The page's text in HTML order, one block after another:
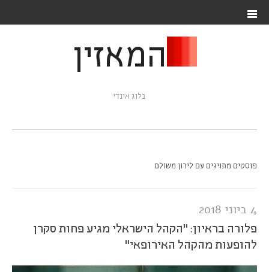
המאזין
בלוג אינדי
פוסטים מתויגים עם לירון משולם
4 ביוני 2018
פלורה בראיון: "הקהל הישראלי מגיע פחות סקרן
להופעות מהקהל האירופאי"